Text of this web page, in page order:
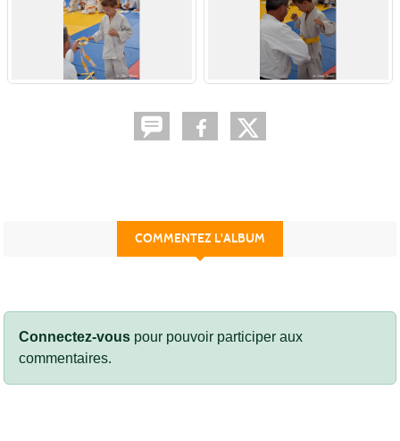
COMMENTEZ L'ALBUM
Connectez-vous pour pouvoir participer aux
commentaires.